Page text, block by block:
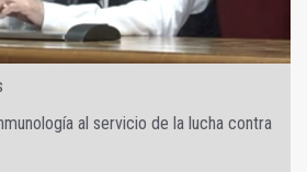
al servicio de la lucha contra